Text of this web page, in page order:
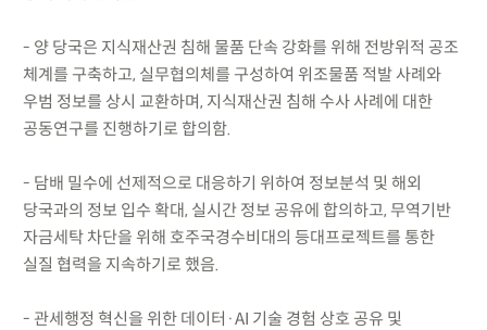
- 양 당국은 지식재산권 침해 물품 단속 강화를 위해 전방위적 공조
체계를 구축하고, 실무협의체를 구성하여 위조물품 적발 사례와
우범 정보를 상시 교환하며, 지식재산권 침해 수사 사례에 대한
공동연구를 진행하기로 합의함.
- 담배 밀수에 선제적으로 대응하기 위하여 정보분석 및 해외
당국과의 정보 입수 확대, 실시간 정보 공유에 합의하고, 무역기반
자금세탁 차단을 위해 호주국경수비대의 등대프로젝트를 통한
실질 협력을 지속하기로 했음.
- 관세행정 혁신을 위한 데이터·AI 기술 경험 상호 공유 및